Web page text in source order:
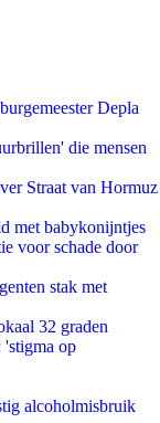
Depla
die mensen
Straat van Hormuz
met babykonijntjes
voor schade door
stak met
32 graden
op
alcoholmisbruik